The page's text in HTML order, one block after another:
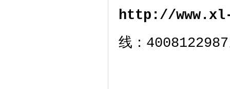
http://www.xl-
线： 4008122987